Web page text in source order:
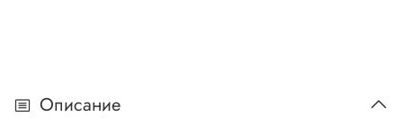
Описание